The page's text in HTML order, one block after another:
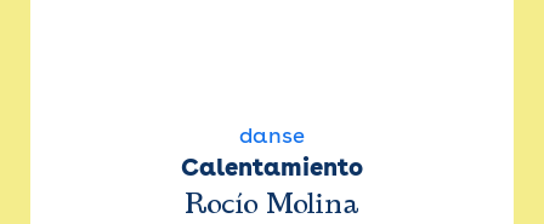
danse
Calentamiento
Rocío Molina